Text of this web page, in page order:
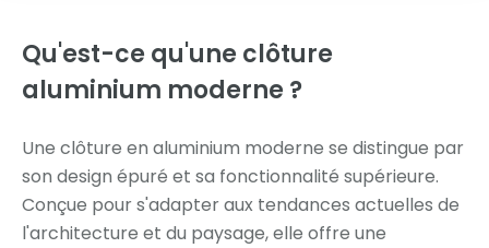
clôture alu qui s'intègrera parfaitement à votre
style de vie et à vos besoins pour votre jardin.
Qu'est-ce qu'une clôture
aluminium moderne ?
Une clôture en aluminium moderne se distingue par
son design épuré et sa fonctionnalité supérieure.
Conçue pour s'adapter aux tendances actuelles de
l'architecture et du paysage, elle offre une